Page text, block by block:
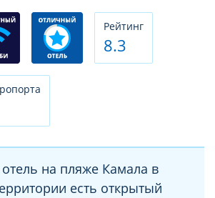
Рeйтинг
8.3
на пляже Камала в
есть открытый